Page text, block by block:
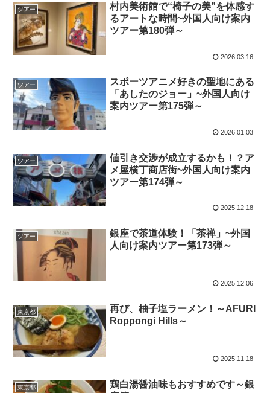
ツアー
村内美術館で“椅子の美”を体感す
るアートな時間~外国人向け案内
ツアー第180弾～
2026.03.16
ツアー
スポーツアニメ好きの聖地にある
「あしたのジョー」~外国人向け
案内ツアー第175弾～
2026.01.03
ツアー
値引き交渉が成立するかも！？ア
メ屋横丁商店街~外国人向け案内
ツアー第174弾～
2025.12.18
ツアー
銀座で茶道体験！「茶禅」~外国
人向け案内ツアー第173弾～
2025.12.06
東京都
再び、柚子塩ラーメン！～AFURI
Roppongi Hills～
2025.11.18
東京都
鶏白湯醤油味もおすすめです～銀